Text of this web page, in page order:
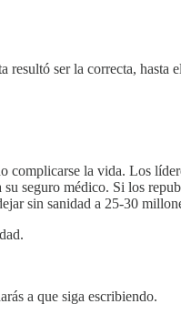
ser la correcta, hasta
la vida. Los
seguro médico. Si los
sin sanidad a 25-30
a que siga escribiendo.